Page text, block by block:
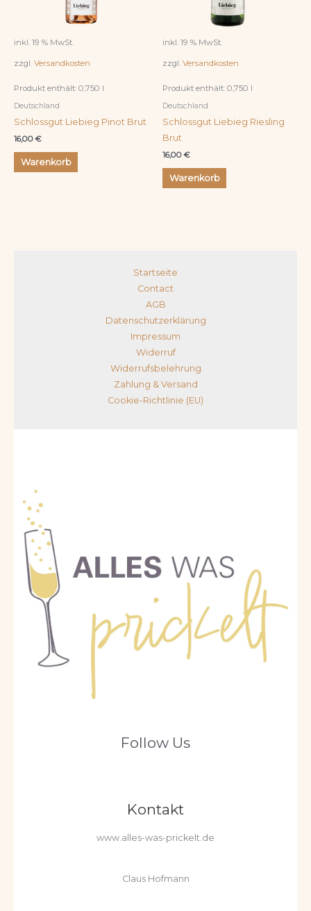
inkl. 19 % MwSt.
zzgl. Versandkosten
Produkt enthält: 0,750 l
Deutschland
Schlossgut Liebieg Pinot Brut
16,00€
Warenkorb
inkl. 19 % MwSt.
zzgl. Versandkosten
Produkt enthält: 0,750 l
Deutschland
Schlossgut Liebieg Riesling
Brut
16,00€
Warenkorb
Startseite
Contact
AGB
Datenschutzerklärung
Impressum
Widerruf
Widerrufsbelehrung
Zahlung & Versand
Cookie-Richtlinie (EU)
Follow Us
Kontakt
www.alles-was-prickelt.de
Claus Hofmann